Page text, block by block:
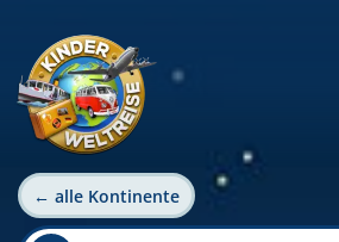
← alle Kontinente